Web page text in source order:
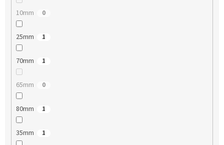
10mm 0
25mm 1
70mm 1
65mm 0
80mm 1
35mm 1